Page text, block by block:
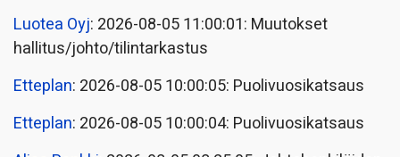
Luotea Oyj: 2026-08-05 11:00:01: Muutokset
hallitus/johto/tilintarkastus
Etteplan: 2026-08-05 10:00:05: Puolivuosikatsaus
Etteplan: 2026-08-05 10:00:04: Puolivuosikatsaus